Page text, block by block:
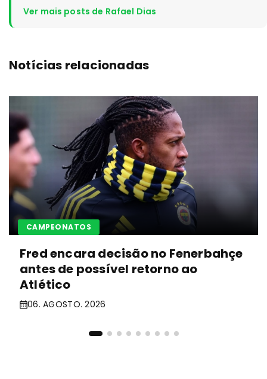
Ver mais posts de Rafael Dias
Notícias relacionadas
CAMPEONATOS
Fred encara decisão no Fenerbahçe
antes de possível retorno ao
Atlético
06. AGOSTO. 2026